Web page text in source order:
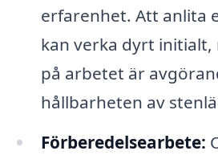
erfarenhet. Att anlita
kan verka dyrt initialt,
på arbetet är
hållbarheten av
Förberedelsearbete: